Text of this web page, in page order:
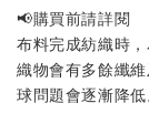
📢購買前請詳閱
布料完成紡織時
織物會有多餘纖
球問題會逐漸降低